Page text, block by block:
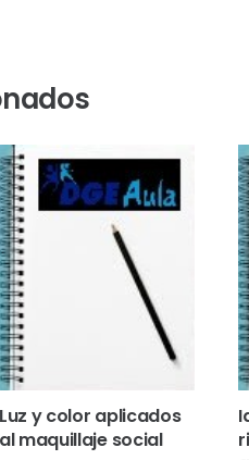
Luz y color aplicados
al maquillaje social